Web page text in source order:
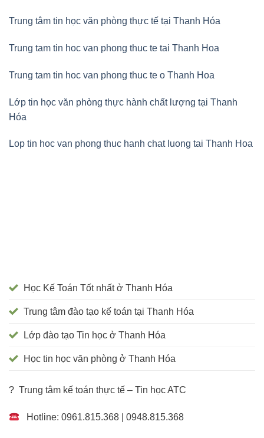
Trung tâm tin học văn phòng thực tế tại Thanh Hóa
Trung tam tin hoc van phong thuc te tai Thanh Hoa
Trung tam tin hoc van phong thuc te o Thanh Hoa
Lớp tin học văn phòng thực hành chất lượng tại Thanh
Hóa
Lop tin hoc van phong thuc hanh chat luong tai Thanh Hoa
Học Kế Toán Tốt nhất ở Thanh Hóa
Trung tâm đào tạo kế toán tại Thanh Hóa
Lớp đào tạo Tin học ở Thanh Hóa
Học tin học văn phòng ở Thanh Hóa
? Trung tâm kế toán thực tế – Tin học ATC
Hotline: 0961.815.368 | 0948.815.368